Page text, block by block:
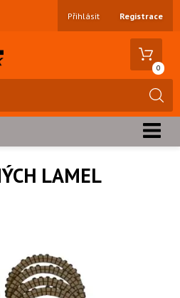
Přihlásit Registrace
0
LAMEL